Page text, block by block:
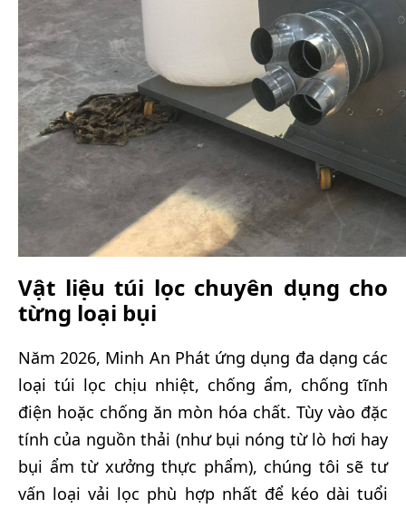
Vật liệu túi lọc chuyên dụng cho
từng loại bụi
Năm 2026, Minh An Phát ứng dụng đa dạng các
loại túi lọc chịu nhiệt, chống ẩm, chống tĩnh
điện hoặc chống ăn mòn hóa chất. Tùy vào đặc
tính của nguồn thải (như bụi nóng từ lò hơi hay
bụi ẩm từ xưởng thực phẩm), chúng tôi sẽ tư
vấn loại vải lọc phù hợp nhất để kéo dài tuổi